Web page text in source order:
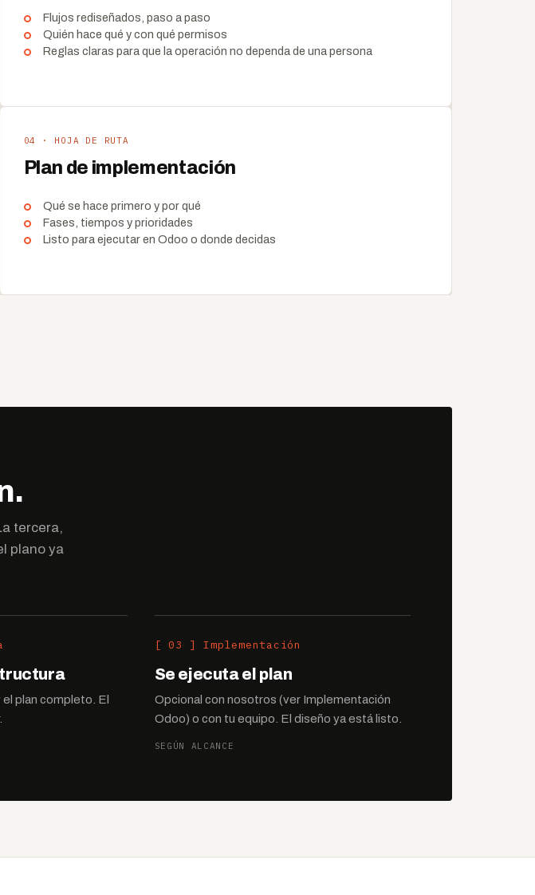
Flujos rediseñados, paso a paso
Quién hace qué y con qué permisos
Reglas claras para que la operación no dependa de una persona
04 · HOJA DE RUTA
Plan de implementación
Qué se hace primero y por qué
Fases, tiempos y prioridades
Listo para ejecutar en Odoo o donde decidas
tercera,
plano ya
plan completo. El
[ 03 ] Implementación
Se ejecuta el plan
Opcional con nosotros (ver Implementación
Odoo) o con tu equipo. El diseño ya está listo.
SEGÚN ALCANCE